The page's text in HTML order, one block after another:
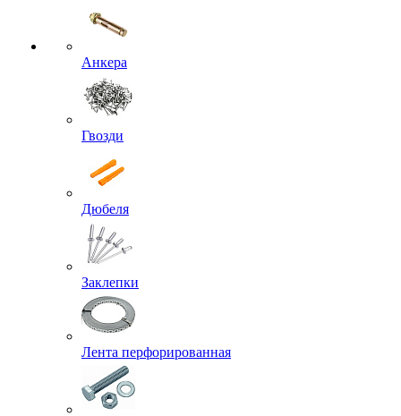
Анкера
Гвозди
Дюбеля
Заклепки
Лента перфорированная